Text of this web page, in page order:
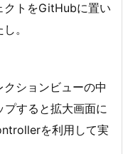
クトをGitHubに置い
。
クションビューの中
すると拡大画面に
を利用して実